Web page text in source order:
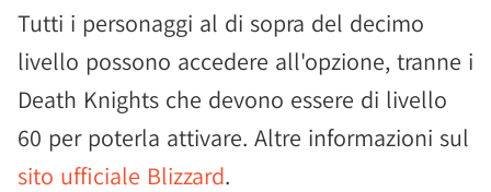
Tutti i personaggi al di sopra del decimo
livello possono accedere all'opzione, tranne i
Death Knights che devono essere di livello
60 per poterla attivare. Altre informazioni sul
sito ufficiale Blizzard.